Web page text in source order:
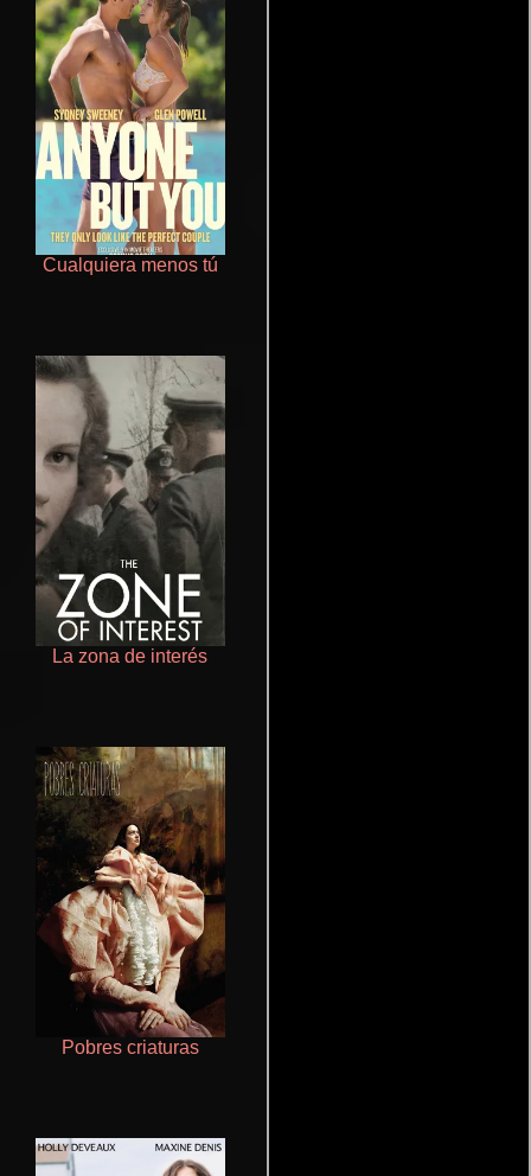
Cualquiera menos tú
La zona de interés
Pobres criaturas